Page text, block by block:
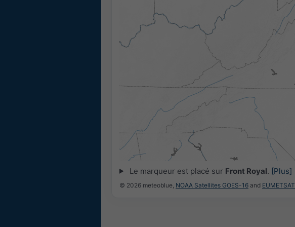
Le marqueur est placé sur Front Royal. [Plus]
© 2026 meteoblue, NOAA Satellites GOES-16 and EUMETSAT